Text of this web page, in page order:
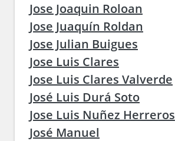
Jose Joaquin Roloan
Jose Juaquín Roldan
Jose Julian Buigues
Jose Luis Clares
Jose Luis Clares Valverde
José Luis Durá Soto
Jose Luis Nuñez Herreros
José Manuel